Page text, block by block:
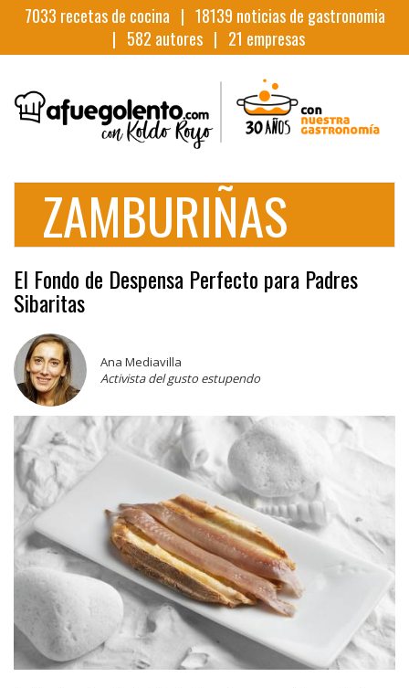
7033 recetas de cocina | 18139 noticias de gastronomia
| 582 autores | 21 empresas
ZAMBURIÑAS
El Fondo de Despensa Perfecto para Padres
Sibaritas
Ana Mediavilla
Activista del gusto estupendo